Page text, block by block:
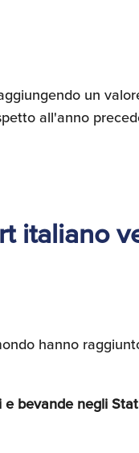
un
all'anno
italiano
hanno
bevande negli